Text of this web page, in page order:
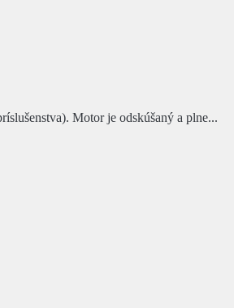
Motor je odskúšaný a plne...